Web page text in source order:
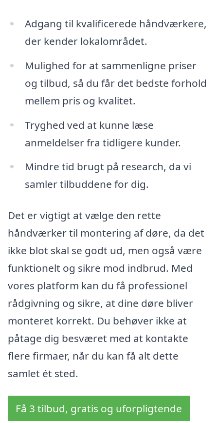
Adgang til kvalificerede håndværkere,
der kender lokalområdet.
Mulighed for at sammenligne priser
og tilbud, så du får det bedste forhold
mellem pris og kvalitet.
Tryghed ved at kunne læse
anmeldelser fra tidligere kunder.
Mindre tid brugt på research, da vi
samler tilbuddene for dig.
Det er vigtigt at vælge den rette
håndværker til montering af døre, da det
ikke blot skal se godt ud, men også være
funktionelt og sikre mod indbrud. Med
vores platform kan du få professionel
rådgivning og sikre, at dine døre bliver
monteret korrekt. Du behøver ikke at
påtage dig besværet med at kontakte
flere firmaer, når du kan få alt dette
samlet ét sted.
Få 3 tilbud, gratis og uforpligtende